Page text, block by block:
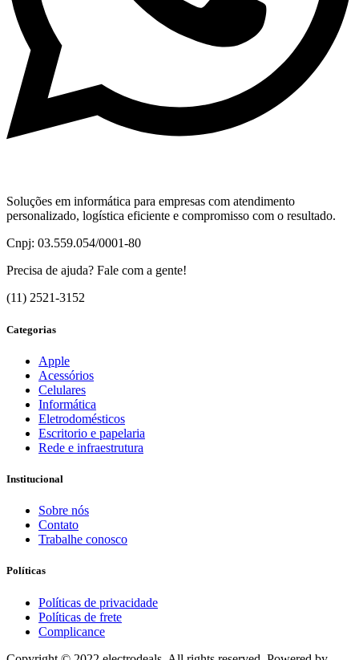
Soluções em informática para empresas com atendimento
personalizado, logística eficiente e compromisso com o resultado.
Cnpj: 03.559.054/0001-80
Precisa de ajuda? Fale com a gente!
(11) 2521-3152
Categorias
Apple
Acessórios
Celulares
Informática
Eletrodomésticos
Escritorio e papelaria
Rede e infraestrutura
Institucional
Sobre nós
Contato
Trabalhe conosco
Políticas
Políticas de privacidade
Políticas de frete
Complicance